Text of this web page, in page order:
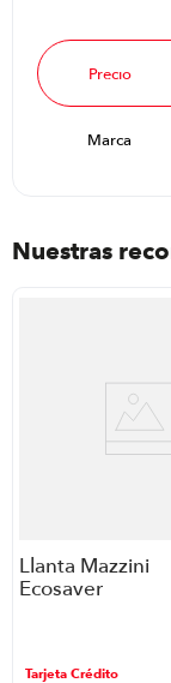
Precio
Marca
Nuestras
Llanta Mazzini
Ecosaver
Tarjeta Crédito